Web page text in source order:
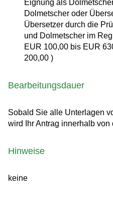
Eignung als
Dolmetscher oder
Übersetzer durch die
und Dolmetscher im
EUR 100,00 bis EUR
200,00 )
Bearbeitungsdauer
Sobald Sie alle Unterlagen
wird Ihr Antrag innerhalb von
Hinweise
keine